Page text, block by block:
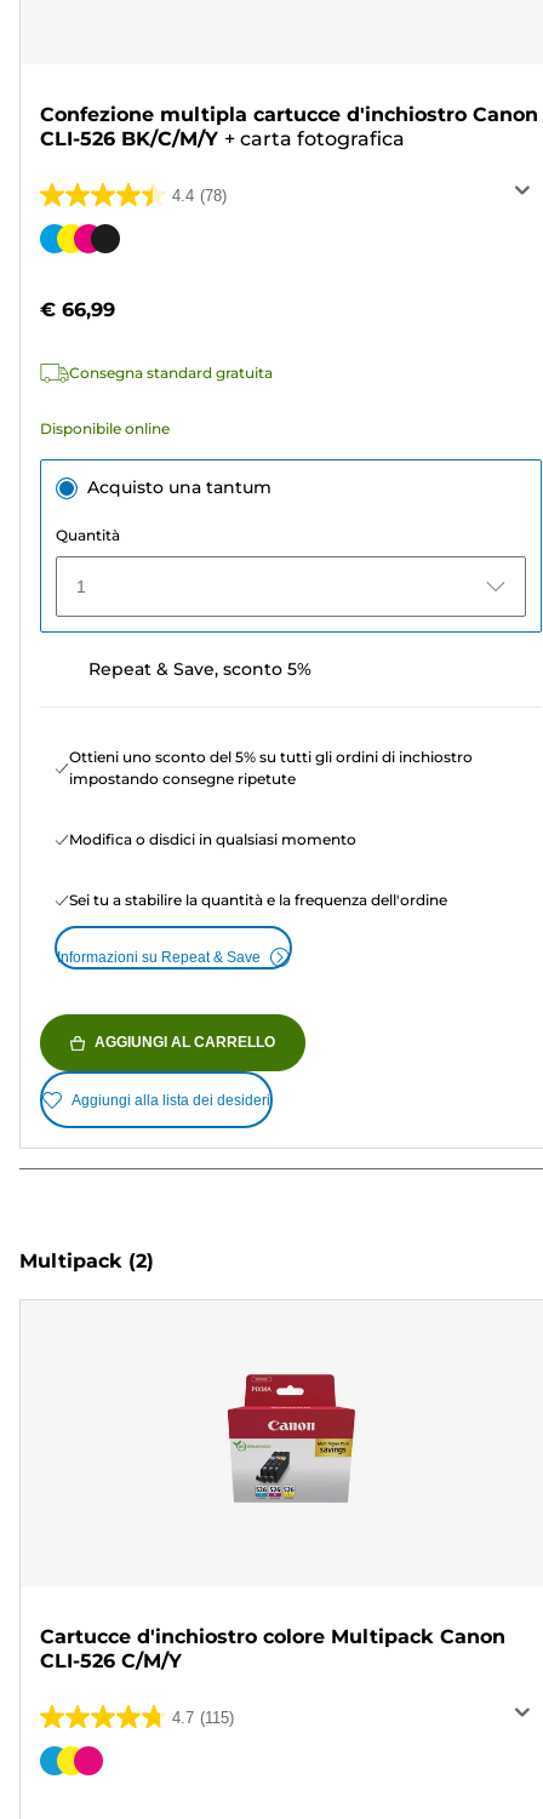
Confezione multipla cartucce d'inchiostro Canon
CLI-526 BK/C/M/Y + carta fotografica
4.4 (78)
4.4
su
78
Cartuccia
€ 66,99
Consegna standard gratuita
Disponibile online
Acquisto una tantum
Quantità
1
Repeat & Save, sconto 5%
Ottieni uno sconto del 5% su tutti gli ordini di inchiostro
impostando consegne ripetute
Modifica o disdici in qualsiasi momento
Sei tu a stabilire la quantità e la frequenza dell'ordine
Informazioni su Repeat & Save
AGGIUNGI AL CARRELLO
Aggiungi alla lista dei desideri
Multipack (2)
Cartucce d'inchiostro colore Multipack Canon
CLI-526 C/M/Y
4.7 (115)
4.7
su
Cartuccia